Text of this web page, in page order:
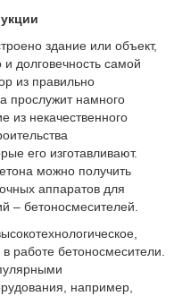
здание или объект,
и долговечность самой
из правильно
прослужит намного
из некачественного
его изготавливают.
можно получить
аппаратов для
– бетоносмесителей.
работе бетоносмесители.
например,